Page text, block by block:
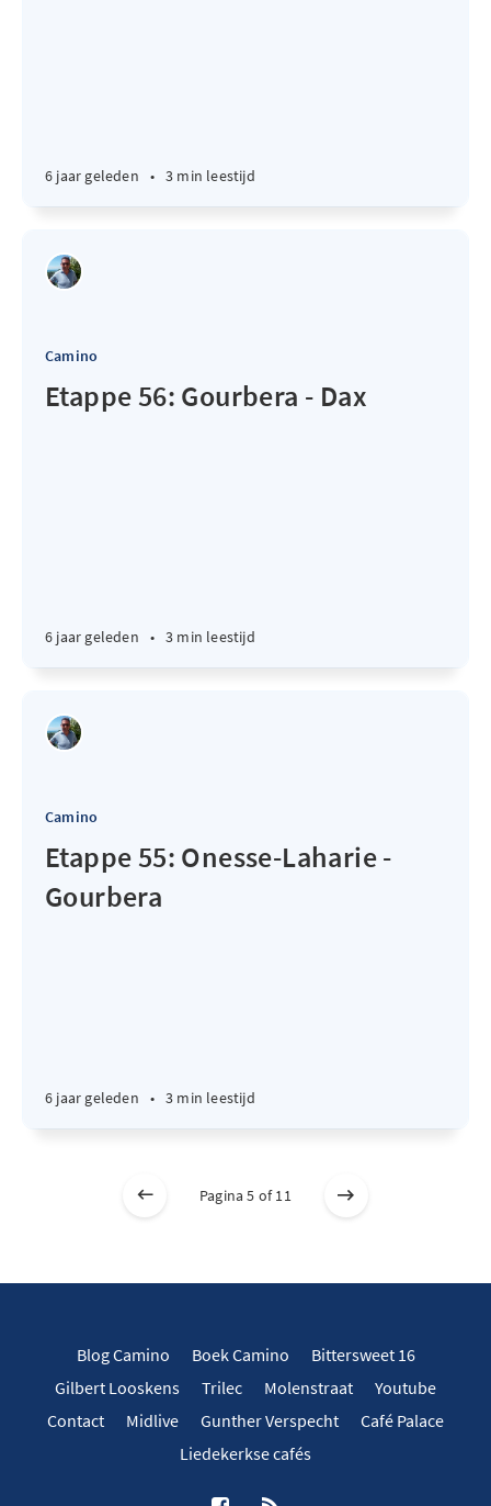
6 jaar geleden • 3 min leestijd
Camino
Etappe 56: Gourbera - Dax
6 jaar geleden • 3 min leestijd
Camino
Etappe 55: Onesse-Laharie -
Gourbera
6 jaar geleden • 3 min leestijd
Pagina 5 of 11
Blog Camino Boek Camino
Bittersweet 16
Gilbert Looskens
Trilec Molenstraat
Youtube
Contact
Midlive Gunther Verspecht
Café Palace
Liedekerkse cafés